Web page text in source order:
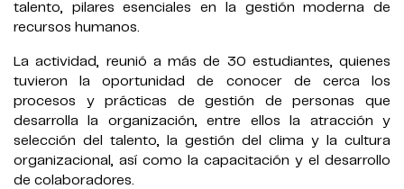
talento, pilares esenciales en la gestión moderna de
recursos humanos.
La actividad, reunió a más de 30 estudiantes, quienes
tuvieron la oportunidad de conocer de cerca los
procesos y prácticas de gestión de personas que
desarrolla la organización, entre ellos la atracción y
selección del talento, la gestión del clima y la cultura
organizacional, así como la capacitación y el desarrollo
de colaboradores.